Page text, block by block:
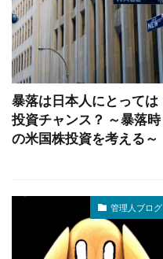
暴落は日本人にとっては
投資チャンス？ ～暴落時
の米国株投資を考える～
管理人ブログ